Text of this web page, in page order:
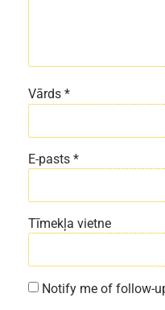
Vārds *
E-pasts *
Tīmekļa vietne
Notify me of follow-